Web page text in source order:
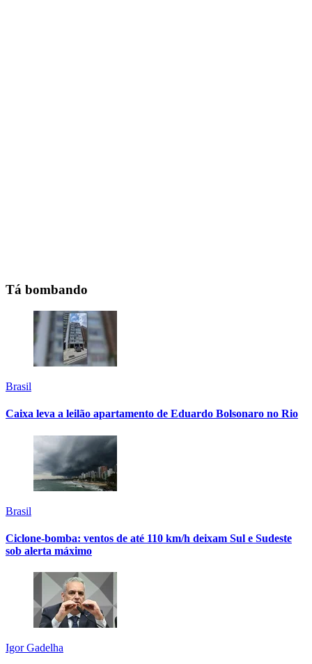
Tá bombando
Brasil
Caixa leva a leilão apartamento de Eduardo Bolsonaro no Rio
Brasil
Ciclone-bomba: ventos de até 110 km/h deixam Sul e Sudeste
sob alerta máximo
Igor Gadelha